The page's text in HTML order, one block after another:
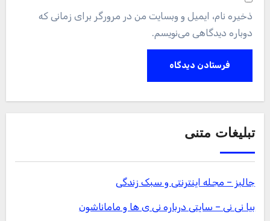
ذخیره نام، ایمیل و وبسایت من در مرورگر برای زمانی که
دوباره دیدگاهی می‌نویسم.
تبلیغات متنی
جالبز – مجله اینترنتی و سبک زندگی
بیا نی نی – سایتی درباره نی ی ها و ماماناشون